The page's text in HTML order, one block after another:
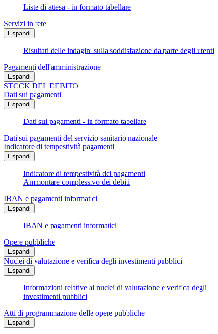
Liste di attesa - in formato tabellare
Servizi in rete
Espandi
Risultati delle indagini sulla soddisfazione da parte degli utenti
Pagamenti dell'amministrazione
Espandi
STOCK DEL DEBITO
Dati sui pagamenti
Espandi
Dati sui pagamenti - in formato tabellare
Dati sui pagamenti del servizio sanitario nazionale
Indicatore di tempestività pagamenti
Espandi
Indicatore di tempestività dei pagamenti
Ammontare complessivo dei debiti
IBAN e pagamenti informatici
Espandi
IBAN e pagamenti informatici
Opere pubbliche
Espandi
Nuclei di valutazione e verifica degli investimenti pubblici
Espandi
Informazioni relative ai nuclei di valutazione e verifica degli
investimenti pubblici
Atti di programmazione delle opere pubbliche
Espandi